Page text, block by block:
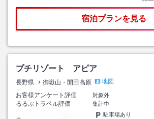
宿泊プランを見る
プチリゾート アピア
長野県 御嶽山・開田高原
地図
お客様アンケート評価
対象外
るるぶトラベル評価
集計中
駐車場あり